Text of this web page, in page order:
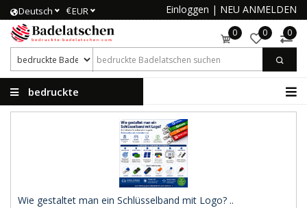
Deutsch €EUR Einloggen | NEU ANMELDEN
0 0 0
bedruckte
Wie gestaltet man ein Schlüsselband mit Logo? ..